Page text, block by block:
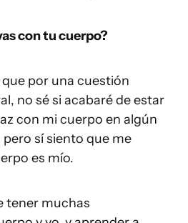
con tu cuerpo?
por una cuestión
no sé si acabaré de estar
con mi cuerpo en algún
sí siento que me
es mío.
tener muchas